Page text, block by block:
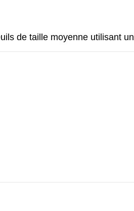
de taille moyenne utilisant